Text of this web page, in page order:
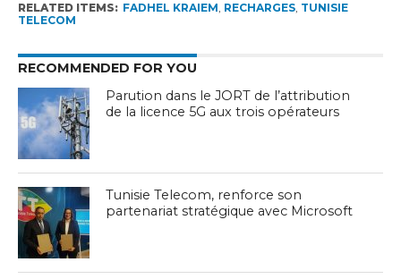
RELATED ITEMS: FADHEL KRAIEM, RECHARGES, TUNISIE
TELECOM
RECOMMENDED FOR YOU
Parution dans le JORT de l’attribution
de la licence 5G aux trois opérateurs
Tunisie Telecom, renforce son
partenariat stratégique avec Microsoft